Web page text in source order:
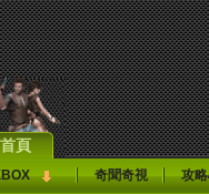
首頁
奇聞奇視 攻